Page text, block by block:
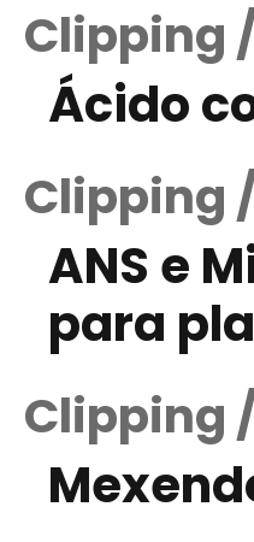
Clipping
Ácido
Clipping
ANS e
para
Clipping